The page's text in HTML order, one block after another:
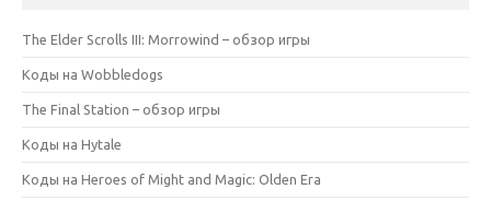
The Elder Scrolls III: Morrowind – обзор игры
Коды на Wobbledogs
The Final Station – обзор игры
Коды на Hytale
Коды на Heroes of Might and Magic: Olden Era